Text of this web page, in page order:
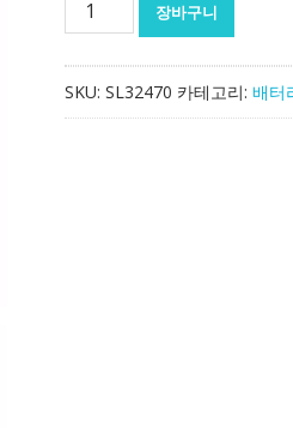
리
장바구니
SKU: SL32470 카테고리: 배터